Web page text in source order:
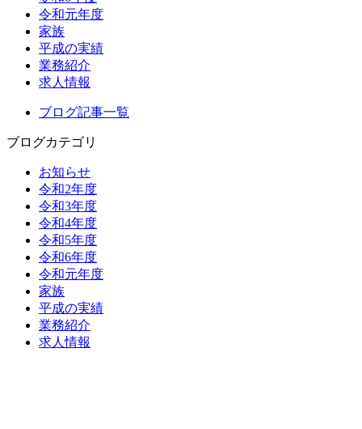
令和元年度
家族
平成の実績
業務紹介
求人情報
ブログ記事一覧
ブログカテゴリ
お知らせ
令和2年度
令和3年度
令和4年度
令和5年度
令和6年度
令和元年度
家族
平成の実績
業務紹介
求人情報